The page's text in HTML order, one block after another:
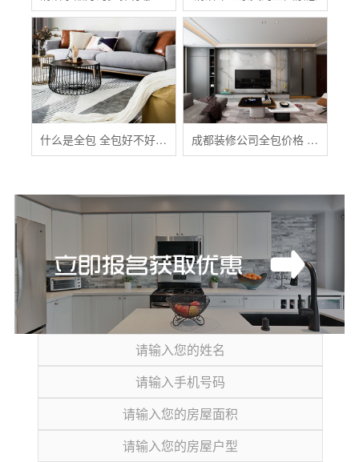
什么是全包 全包好不好 全包装修注意事项有哪些 成都装修公司全包价格 成都全包装修多少钱一平